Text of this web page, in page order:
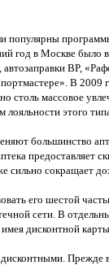
популярны
год в Москве
BP,
В
столь массовое
этого
большинство
сильно сокращает
его шестой
сети. В
дисконтной
Прежде